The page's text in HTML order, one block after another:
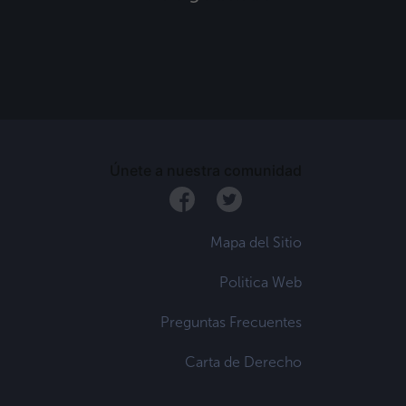
Mapa del Sitio
Politica Web
Preguntas Frecuentes
Carta de Derecho